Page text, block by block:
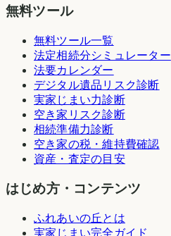
無料ツール
無料ツール一覧
法定相続分シミュレーター
法要カレンダー
デジタル遺品リスク診断
実家じまい力診断
空き家リスク診断
相続準備力診断
空き家の税・維持費確認
資産・査定の目安
はじめ方・コンテンツ
ふれあいの丘とは
実家じまい完全ガイド